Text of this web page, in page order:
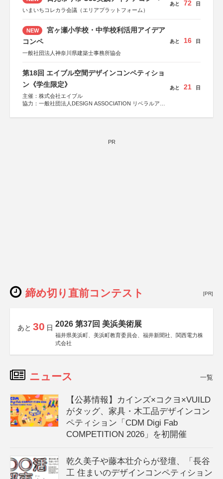
いまいちコレカラ会議（エリアプラットフォーム）
あと 72 日
NEW
宮ヶ瀬小学校・中学校利活用アイデア
コンペ
一般社団法人神奈川県建築士事務所協会
あと 16 日
第18回 エイブル空間デザインコンペティショ
ン《学生限定》
主催：株式会社エイブル
協力：一般社団法人DESIGN ASSOCIATION リベラルアー
運営：TOKYO COMPANY株式会社
あと 21 日
PR
締め切り直前コンテスト [PR]
あと 30 日 2026 第37回 美浜美術展
福井県美浜町、美浜町教育委員会、福井新聞社、関西電力株
式会社
ニュース 一覧
【公募情報】カインズ×コクヨ×VUILD
がタッグ、家具・木工品デザインコン
ペティション「CDM Digi Fab
COMPETITION 2026」を初開催
乾久美子や藤本壮介らが登壇、「長谷
工 住まいのデザインコンペティション